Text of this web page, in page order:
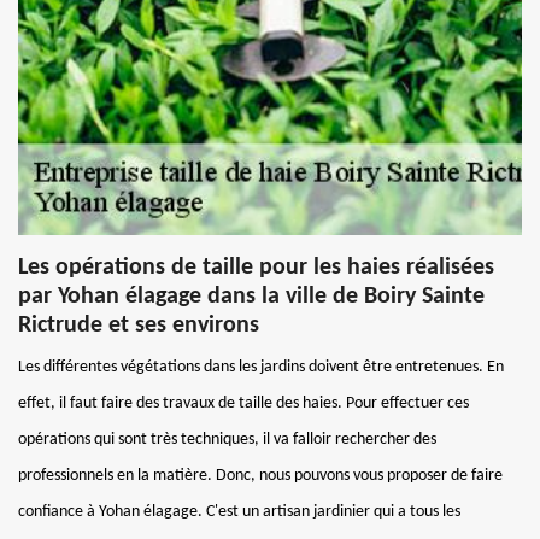
Les opérations de taille pour les haies réalisées
par Yohan élagage dans la ville de Boiry Sainte
Rictrude et ses environs
Les différentes végétations dans les jardins doivent être entretenues. En
effet, il faut faire des travaux de taille des haies. Pour effectuer ces
opérations qui sont très techniques, il va falloir rechercher des
professionnels en la matière. Donc, nous pouvons vous proposer de faire
confiance à Yohan élagage. C'est un artisan jardinier qui a tous les